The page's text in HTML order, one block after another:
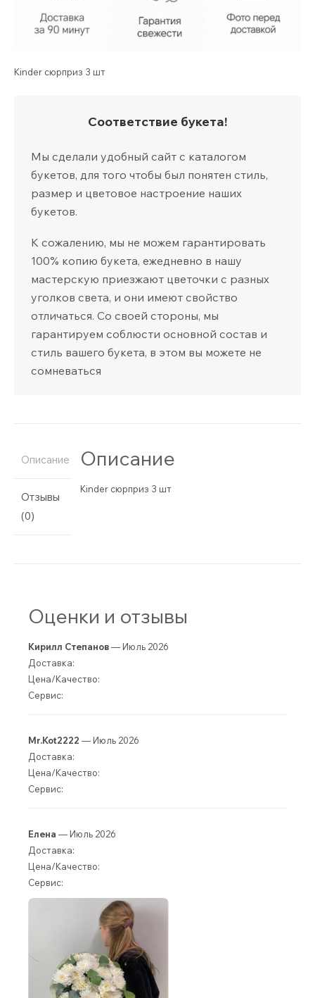
Kinder сюрприз 3 шт
Соответствие букета!
Мы сделали удобный сайт с каталогом
букетов, для того чтобы был понятен стиль,
размер и цветовое настроение наших
букетов.
К сожалению, мы не можем гарантировать
100% копию букета, ежедневно в нашу
мастерскую приезжают цветочки с разных
уголков света, и они имеют свойство
отличаться. Со своей стороны, мы
гарантируем соблюсти основной состав и
стиль вашего букета, в этом вы можете не
сомневаться
Описание
Отзывы
(0)
Описание
Kinder сюрприз 3 шт
Оценки и отзывы
Кирилл Степанов— Июль 2026
Доставка:
Цена/Качество:
Сервис:
Mr.Kot2222 — Июль 2026
Доставка:
Цена/Качество:
Сервис:
Елена — Июль 2026
Доставка:
Цена/Качество:
Сервис: